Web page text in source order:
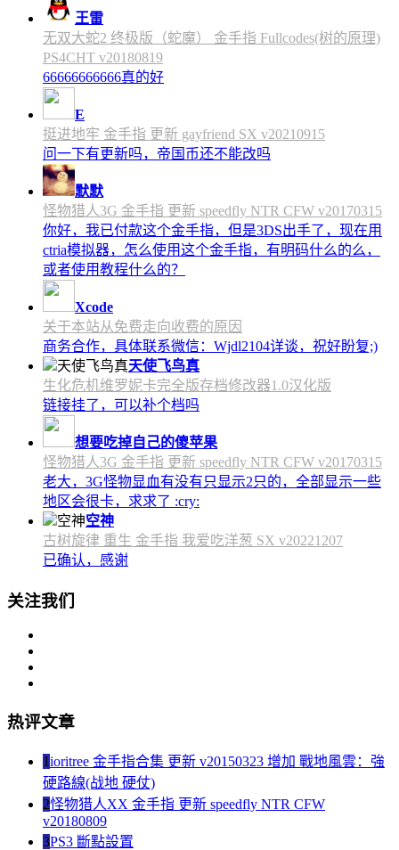
王雷
无双大蛇2 终极版（蛇魔） 金手指 Fullcodes(树的原理)
PS4CHT v20180819
66666666666真的好
E
挺进地牢 金手指 更新 gayfriend SX v20210915
问一下有更新吗，帝国币还不能改吗
默默
怪物猎人3G 金手指 更新 speedfly NTR CFW v20170315
你好，我已付款这个金手指，但是3DS出手了，现在用
ctria模拟器，怎么使用这个金手指，有明码什么的么，
或者使用教程什么的？
Xcode
关于本站从免费走向收费的原因
商务合作，具体联系微信：Wjdl2104详谈，祝好盼复;)
天使飞鸟真
生化危机维罗妮卡完全版存档修改器1.0汉化版
链接挂了，可以补个档吗
想要吃掉自己的傻苹果
怪物猎人3G 金手指 更新 speedfly NTR CFW v20170315
老大，3G怪物显血有没有只显示2只的，全部显示一些
地区会很卡，求求了 :cry:
空神
古树旋律 重生 金手指 我爱吃洋葱 SX v20221207
已确认，感谢
关注我们
热评文章
1ioritree 金手指合集 更新 v20150323 增加 戰地風雲：強
硬路線(战地 硬仗)
2怪物猎人XX 金手指 更新 speedfly NTR CFW
v20180809
3PS3 斷點設置